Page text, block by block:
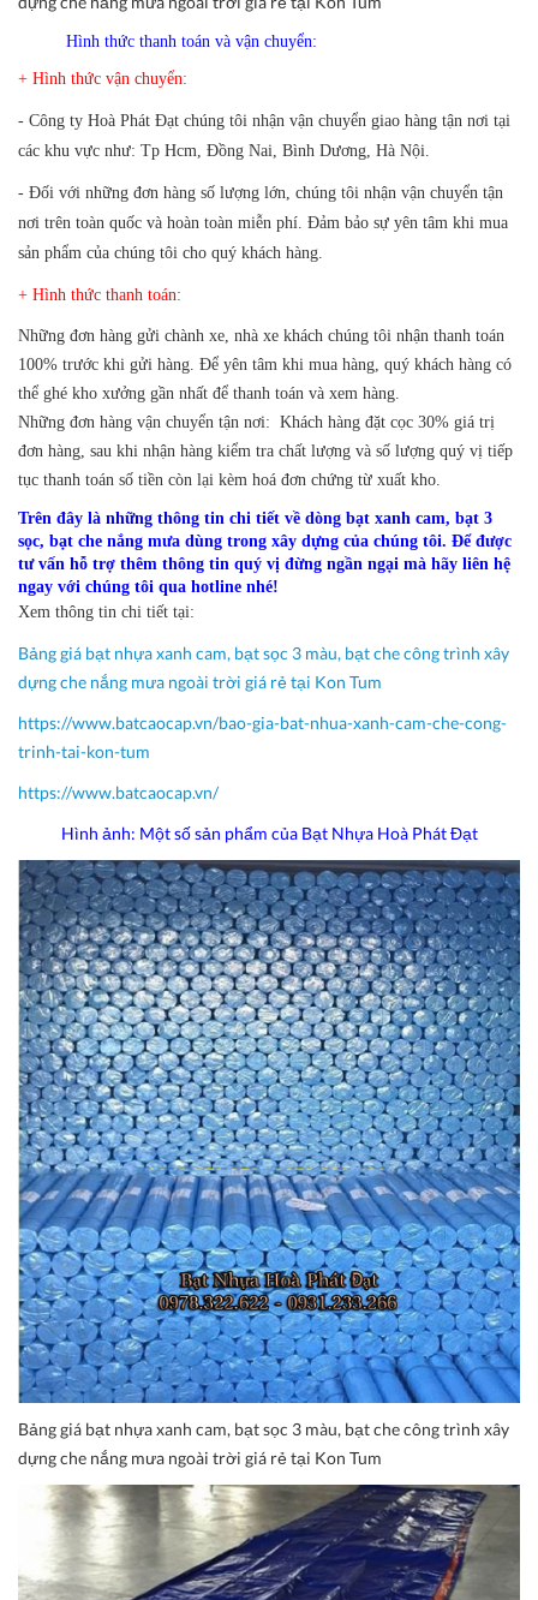
Hình thức thanh toán và vận chuyển:
+ Hình thức vận chuyển:
- Công ty Hoà Phát Đạt chúng tôi nhận vận chuyển giao hàng tận nơi tại
các khu vực như: Tp Hcm, Đồng Nai, Bình Dương, Hà Nội.
- Đối với những đơn hàng số lượng lớn, chúng tôi nhận vận chuyển tận
nơi trên toàn quốc và hoàn toàn miễn phí. Đảm bảo sự yên tâm khi mua
sản phẩm của chúng tôi cho quý khách hàng.
+ Hình thức thanh toán:
Những đơn hàng gửi chành xe, nhà xe khách chúng tôi nhận thanh toán
100% trước khi gửi hàng. Để yên tâm khi mua hàng, quý khách hàng có
thể ghé kho xưởng gần nhất để thanh toán và xem hàng.
Những đơn hàng vận chuyển tận nơi: Khách hàng đặt cọc 30% giá trị
đơn hàng, sau khi nhận hàng kiểm tra chất lượng và số lượng quý vị tiếp
tục thanh toán số tiền còn lại kèm hoá đơn chứng từ xuất kho.
Trên đây là những thông tin chi tiết về dòng bạt xanh cam, bạt 3
sọc, bạt che nắng mưa dùng trong xây dựng của chúng tôi. Để được
tư vấn hỗ trợ thêm thông tin quý vị đừng ngần ngại mà hãy liên hệ
ngay với chúng tôi qua hotline nhé!
Xem thông tin chi tiết tại:
Bảng giá bạt nhựa xanh cam, bạt sọc 3 màu, bạt che công trình xây
dựng che nắng mưa ngoài trời giá rẻ tại Kon Tum
https://www.batcaocap.vn/bao-gia-bat-nhua-xanh-cam-che-cong-
trinh-tai-kon-tum
https://www.batcaocap.vn/
Hình ảnh: Một số sản phẩm của Bạt Nhựa Hoà Phát Đạt
Bảng giá bạt nhựa xanh cam, bạt sọc 3 màu, bạt che công trình xây
dựng che nắng mưa ngoài trời giá rẻ tại Kon Tum